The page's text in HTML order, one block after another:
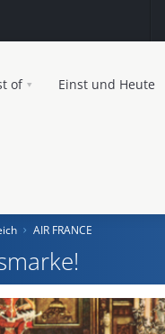
of Einst und Heute
AIR FRANCE